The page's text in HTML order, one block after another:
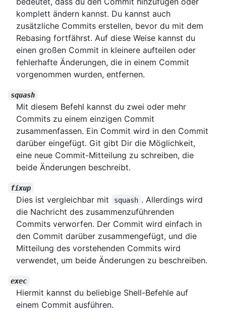
komplett ändern kannst. Du kannst auch
zusätzliche Commits erstellen, bevor du mit dem
Rebasing fortfährst. Auf diese Weise kannst du
einen großen Commit in kleinere aufteilen oder
fehlerhafte Änderungen, die in einem Commit
vorgenommen wurden, entfernen.
squash
Mit diesem Befehl kannst du zwei oder mehr
Commits zu einem einzigen Commit
zusammenfassen. Ein Commit wird in den Commit
darüber eingefügt. Git gibt Dir die Möglichkeit,
eine neue Commit-Mitteilung zu schreiben, die
beide Änderungen beschreibt.
fixup
Dies ist vergleichbar mit squash . Allerdings wird
die Nachricht des zusammenzuführenden
Commits verworfen. Der Commit wird einfach in
den Commit darüber zusammengefügt, und die
Mitteilung des vorstehenden Commits wird
verwendet, um beide Änderungen zu beschreiben.
exec
Hiermit kannst du beliebige Shell-Befehle auf
einem Commit ausführen.